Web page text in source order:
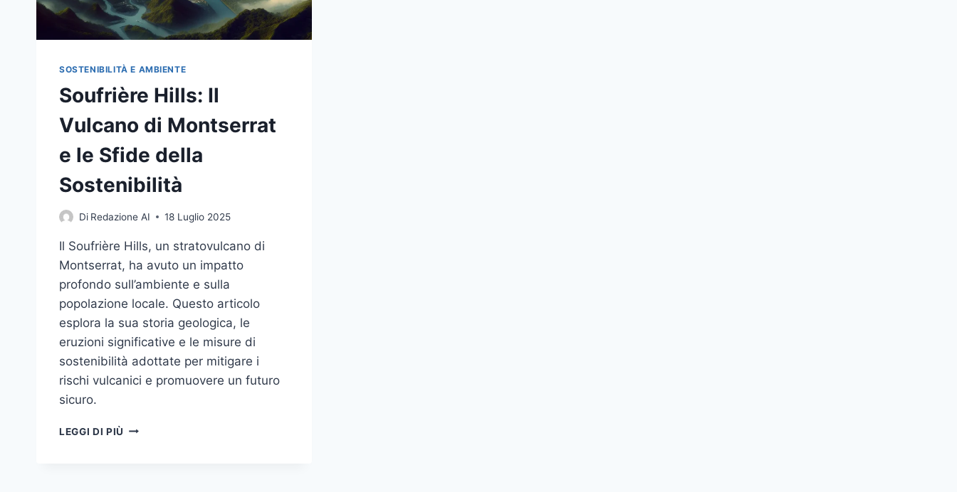
SOSTENIBILITÀ E AMBIENTE
Soufrière Hills: Il
Vulcano di Montserrat
e le Sfide della
Sostenibilità
Di Redazione AI 18 Luglio 2025
Il Soufrière Hills, un stratovulcano di
Montserrat, ha avuto un impatto
profondo sull’ambiente e sulla
popolazione locale. Questo articolo
esplora la sua storia geologica, le
eruzioni significative e le misure di
sostenibilità adottate per mitigare i
rischi vulcanici e promuovere un futuro
sicuro.
LEGGI DI PIÙ SOUFRIÈRE